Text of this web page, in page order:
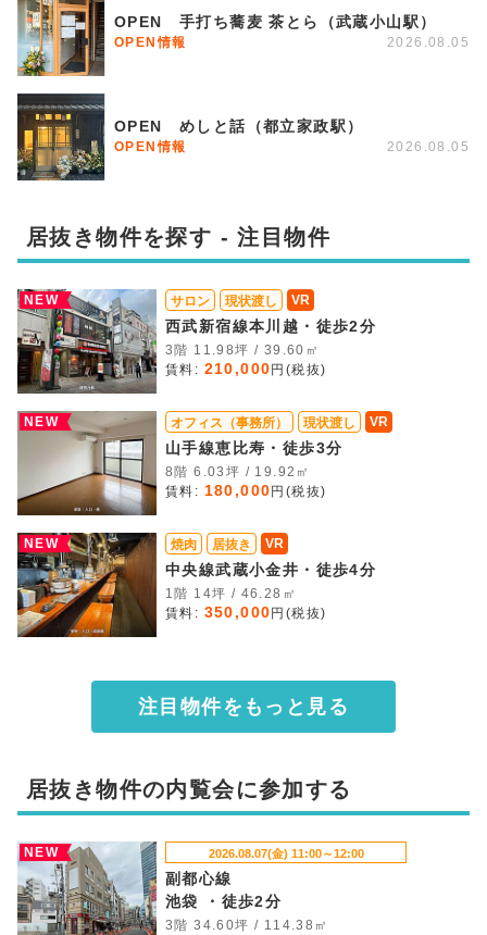
OPEN 手打ち蕎麦 茶とら（武蔵小山駅）
OPEN情報 2026.08.05
OPEN めしと話（都立家政駅）
OPEN情報 2026.08.05
居抜き物件を探す - 注目物件
NEW サロン 現状渡し VR
西武新宿線本川越・徒歩2分
3階 11.98坪 / 39.60㎡
賃料: 210,000 円(税抜)
NEW オフィス（事務所） 現状渡し VR
山手線恵比寿・徒歩3分
8階 6.03坪 / 19.92㎡
賃料: 180,000 円(税抜)
NEW 焼肉 居抜き VR
中央線武蔵小金井・徒歩4分
1階 14坪 / 46.28㎡
賃料: 350,000 円(税抜)
注目物件をもっと見る
居抜き物件の内覧会に参加する
NEW 2026.08.07(金) 11:00～12:00
副都心線
池袋 ・徒歩2分
3階 34.60坪 / 114.38㎡